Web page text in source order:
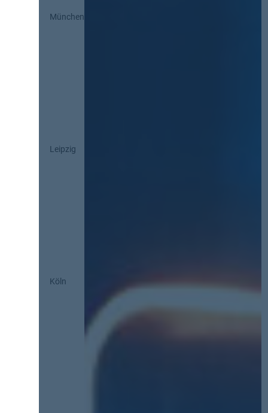
München
Leipzig
Köln